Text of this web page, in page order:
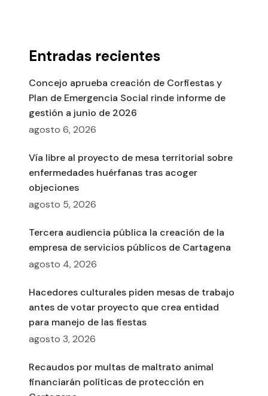
Entradas recientes
Concejo aprueba creación de Corfiestas y
Plan de Emergencia Social rinde informe de
gestión a junio de 2026
agosto 6, 2026
Vía libre al proyecto de mesa territorial sobre
enfermedades huérfanas tras acoger
objeciones
agosto 5, 2026
Tercera audiencia pública la creación de la
empresa de servicios públicos de Cartagena
agosto 4, 2026
Hacedores culturales piden mesas de trabajo
antes de votar proyecto que crea entidad
para manejo de las fiestas
agosto 3, 2026
Recaudos por multas de maltrato animal
financiarán políticas de protección en